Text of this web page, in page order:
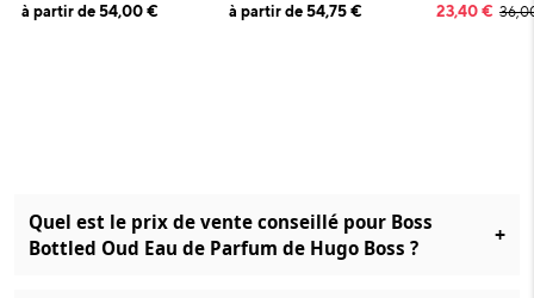
à partir de54,00€
à partir de54,75€
23,40€
Quel est le prix de vente conseillé pour Boss
Bottled Oud Eau de Parfum de Hugo Boss ?
+